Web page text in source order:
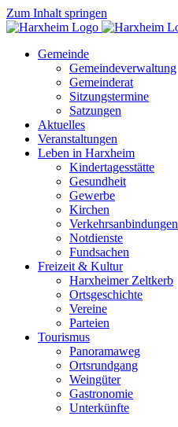
Zum Inhalt springen
Gemeinde
Gemeindeverwaltung
Gemeinderat
Sitzungstermine
Satzungen
Aktuelles
Veranstaltungen
Leben in Harxheim
Kindertagesstätte
Gesundheit
Gewerbe
Kirchen
Verkehrsanbindungen
Notdienste
Fundsachen
Freizeit & Kultur
Harxheimer Zeltkerb
Ortsgeschichte
Vereine
Parteien
Tourismus
Panoramaweg
Ortsrundgang
Weingüter
Gastronomie
Unterkünfte